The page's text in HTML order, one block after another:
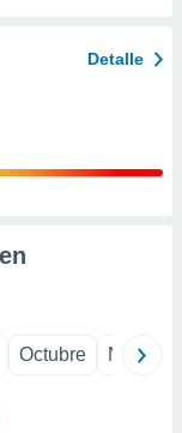
Detalle
Octubre